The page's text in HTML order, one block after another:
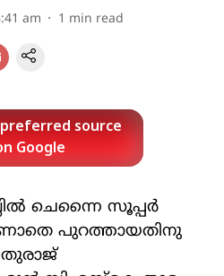
am 1 min read
preferred source
Google
ചെന്നൈ സൂപ്പർ
പുറത്തായതിനു